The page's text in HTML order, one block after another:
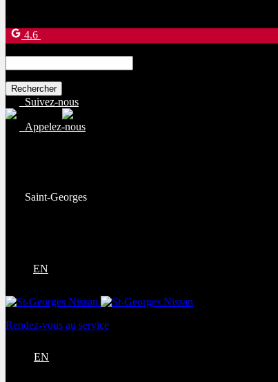
4.6
for:
Suivez-nous
Appelez-nous
Saint-Georges
EN
Rendez-vous au service
EN